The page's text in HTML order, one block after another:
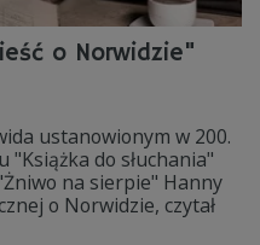
o Norwidzie"
ustanowionym w 200.
do słuchania"
na sierpie" Hanny
o Norwidzie, czytał